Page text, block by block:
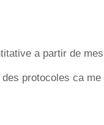
a partir de
protocoles ca